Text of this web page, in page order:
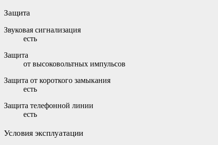
Защита
Звуковая сигнализация
есть
Защита
от высоковольтных импульсов
Защита от короткого замыкания
есть
Защита телефонной линии
есть
Условия эксплуатации